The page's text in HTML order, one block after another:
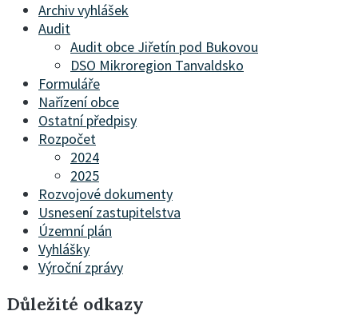
Archiv vyhlášek
Audit
Audit obce Jiřetín pod Bukovou
DSO Mikroregion Tanvaldsko
Formuláře
Nařízení obce
Ostatní předpisy
Rozpočet
2024
2025
Rozvojové dokumenty
Usnesení zastupitelstva
Územní plán
Vyhlášky
Výroční zprávy
Důležité odkazy